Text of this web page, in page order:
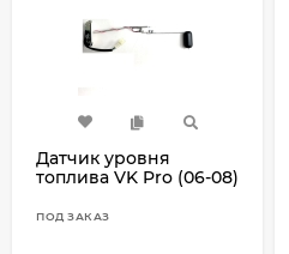
Датчик уровня
топлива VK Pro (06-08)
ПОД ЗАКАЗ